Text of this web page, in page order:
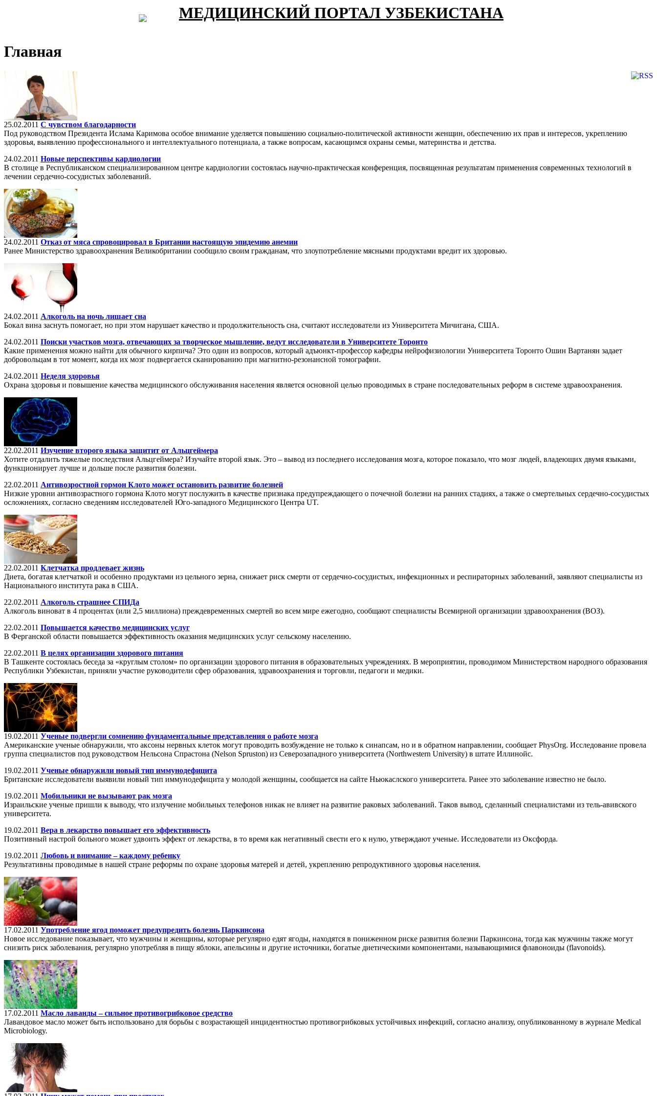
МЕДИЦИНСКИЙ ПОРТАЛ УЗБЕКИСТАНА
Главная
25.02.2011 С чувством благодарности
Под руководством Президента Ислама Каримова особое внимание уделяется повышению социально-политической активности женщин, обеспечению их прав и интересов, укреплению
здоровья, выявлению профессионального и интеллектуального потенциала, а также вопросам, касающимся охраны семьи, материнства и детства.
24.02.2011 Новые перспективы кардиологии
В столице в Республиканском специализированном центре кардиологии состоялась научно-практическая конференция, посвященная результатам применения современных технологий в
лечении сердечно-сосудистых заболеваний.
24.02.2011 Отказ от мяса спровоцировал в Британии настоящую эпидемию анемии
Ранее Министерство здравоохранения Великобритании сообщило своим гражданам, что злоупотребление мясными продуктами вредит их здоровью.
24.02.2011 Алкоголь на ночь лишает сна
Бокал вина заснуть помогает, но при этом нарушает качество и продолжительность сна, считают исследователи из Университета Мичигана, США.
24.02.2011 Поиски участков мозга, отвечающих за творческое мышление, ведут исследователи в Университете Торонто
Какие применения можно найти для обычного кирпича? Это один из вопросов, который адъюнкт-профессор кафедры нейрофизиологии Университета Торонто Ошин Вартанян задает
добровольцам в тот момент, когда их мозг подвергается сканированию при магнитно-резонансной томографии.
24.02.2011 Неделя здоровья
Охрана здоровья и повышение качества медицинского обслуживания населения является основной целью проводимых в стране последовательных реформ в системе здравоохранения.
22.02.2011 Изучение второго языка защитит от Альцгеймера
Хотите отдалить тяжелые последствия Альцгеймера? Изучайте второй язык. Это – вывод из последнего исследования мозга, которое показало, что мозг людей, владеющих двумя языками,
функционирует лучше и дольше после развития болезни.
22.02.2011 Антивозростной гормон Клото может остановить развитие болезней
Низкие уровни антивозрастного гормона Клото могут послужить в качестве признака предупреждающего о почечной болезни на ранних стадиях, а также о смертельных сердечно-сосудистых
осложнениях, согласно сведениям исследователей Юго-западного Медицинского Центра UT.
22.02.2011 Клетчатка продлевает жизнь
Диета, богатая клетчаткой и особенно продуктами из цельного зерна, снижает риск смерти от сердечно-сосудистых, инфекционных и респираторных заболеваний, заявляют специалисты из
Национального института рака в США.
22.02.2011 Алкоголь страшнее СПИДа
Алкоголь виноват в 4 процентах (или 2,5 миллиона) преждевременных смертей во всем мире ежегодно, сообщают специалисты Всемирной организации здравоохранения (ВОЗ).
22.02.2011 Повышается качество медицинских услуг
В Ферганской области повышается эффективность оказания медицинских услуг сельскому населению.
22.02.2011 В целях организации здорового питания
В Ташкенте состоялась беседа за «круглым столом» по организации здорового питания в образовательных учреждениях. В мероприятии, проводимом Министерством народного образования
Республики Узбекистан, приняли участие руководители сфер образования, здравоохранения и торговли, педагоги и медики.
19.02.2011 Ученые подвергли сомнению фундаментальные представления о работе мозга
Американские ученые обнаружили, что аксоны нервных клеток могут проводить возбуждение не только к синапсам, но и в обратном направлении, сообщает PhysOrg. Исследование провела
группа специалистов под руководством Нельсона Спрастона (Nelson Spruston) из Северозападного университета (Northwestern University) в штате Иллинойс.
19.02.2011 Ученые обнаружили новый тип иммунодефицита
Британские исследователи выявили новый тип иммунодефицита у молодой женщины, сообщается на сайте Ньюкаслского университета. Ранее это заболевание известно не было.
19.02.2011 Мобильники не вызывают рак мозга
Израильские ученые пришли к выводу, что излучение мобильных телефонов никак не влияет на развитие раковых заболеваний. Таков вывод, сделанный специалистами из тель-авивского
университета.
19.02.2011 Вера в лекарство повышает его эффективность
Позитивный настрой больного может удвоить эффект от лекарства, в то время как негативный свести его к нулю, утверждают ученые. Исследователи из Оксфорда.
19.02.2011 Любовь и внимание – каждому ребенку
Результативны проводимые в нашей стране реформы по охране здоровья матерей и детей, укреплению репродуктивного здоровья населения.
17.02.2011 Употребление ягод поможет предупредить болезнь Паркинсона
Новое исследование показывает, что мужчины и женщины, которые регулярно едят ягоды, находятся в пониженном риске развития болезни Паркинсона, тогда как мужчины также могут
снизить риск заболевания, регулярно употребляя в пищу яблоки, апельсины и другие источники, богатые диетическими компонентами, называющимися флавоноиды (flavonoids).
17.02.2011 Масло лаванды – сильное противогрибковое средство
Лавандовое масло может быть использовано для борьбы с возрастающей инцидентностью противогрибковых устойчивых инфекций, согласно анализу, опубликованному в журнале Medical
Microbiology.